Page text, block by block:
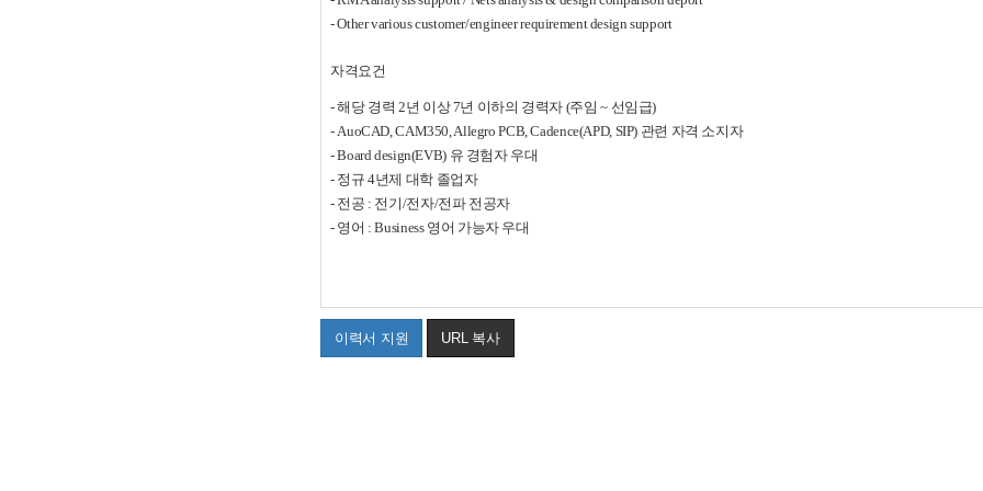
- Other various customer/engineer requirement design support
자격요건
-해당 경력 2년 이상7년 이하의 경력자 (주임 ~ 선임급)
- AuoCAD, CAM350, Allegro PCB, Cadence(APD, SIP) 관련 자격 소지자
- Board design(EVB) 유 경험자 우대
- 정규 4년제 대학 졸업자
- 전공 : 전기/전자/전파 전공자
- 영어 : Business 영어 가능자 우대
이력서 지원 URL 복사